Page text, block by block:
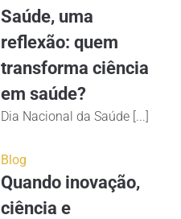
Saúde, uma
reflexão: quem
transforma ciência
em saúde?
Dia Nacional da Saúde [...]
Blog
Quando inovação,
ciência e